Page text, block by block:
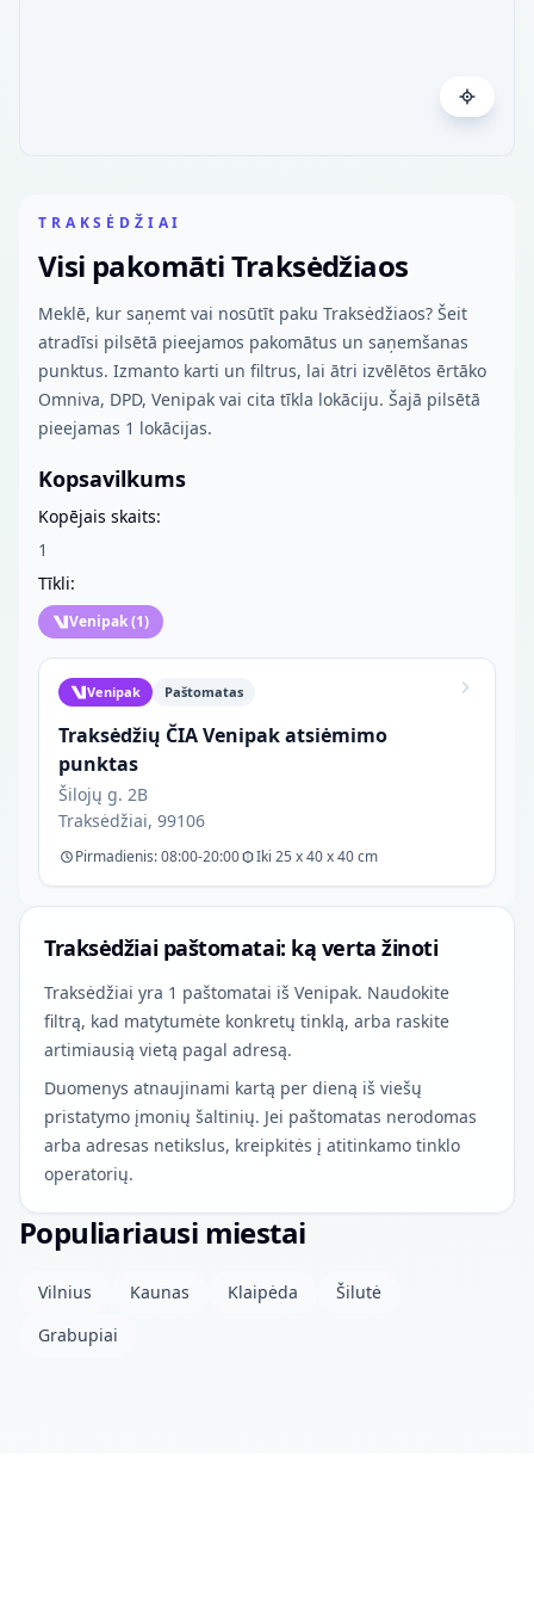
TRAKSĖDŽIAI
Visi pakomāti Traksėdžiaos
Meklē, kur saņemt vai nosūtīt paku Traksėdžiaos? Šeit
atradīsi pilsētā pieejamos pakomātus un saņemšanas
punktus. Izmanto karti un filtrus, lai ātri izvēlētos ērtāko
Omniva, DPD, Venipak vai cita tīkla lokāciju. Šajā pilsētā
pieejamas 1 lokācijas.
Kopsavilkums
Kopējais skaits:
1
Tīkli:
Venipak(1)
Venipak Paštomatas
Traksėdžių ČIA Venipak atsiėmimo
punktas
Šilojų g. 2B
Traksėdžiai, 99106
Pirmadienis: 08:00-20:00 Iki 25 x 40 x 40 cm
Traksėdžiai paštomatai: ką verta žinoti
Traksėdžiai yra 1 paštomatai iš Venipak. Naudokite
filtrą, kad matytumėte konkretų tinklą, arba raskite
artimiausią vietą pagal adresą.
Duomenys atnaujinami kartą per dieną iš viešų
pristatymo įmonių šaltinių. Jei paštomatas nerodomas
arba adresas netikslus, kreipkitės į atitinkamo tinklo
operatorių.
Populiariausi miestai
Vilnius Kaunas Klaipėda
Šilutė
Grabupiai